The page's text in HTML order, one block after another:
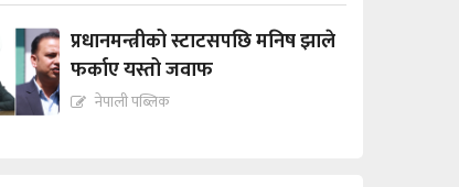
प्रधानमन्त्रीको स्टाटसपछि मनिष झाले
फर्काए यस्तो जवाफ
नेपाली पब्लिक